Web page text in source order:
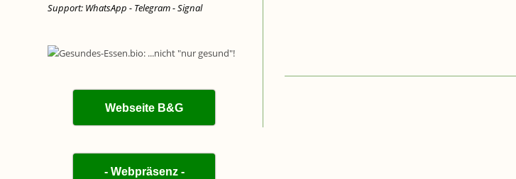
Support: WhatsApp - Telegram - Signal
Webseite B&G
- Webpräsenz -